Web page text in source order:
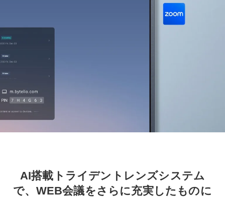
AI搭載トライデントレンズシステム
で、WEB会議をさらに充実したものに